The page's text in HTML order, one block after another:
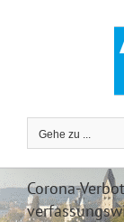
Gehe zu ...
Corona-